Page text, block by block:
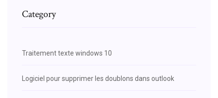
Category
Traitement texte windows 10
Logiciel pour supprimer les doublons dans outlook